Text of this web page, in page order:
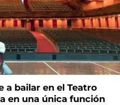
a bailar en el Teatro
en una única función